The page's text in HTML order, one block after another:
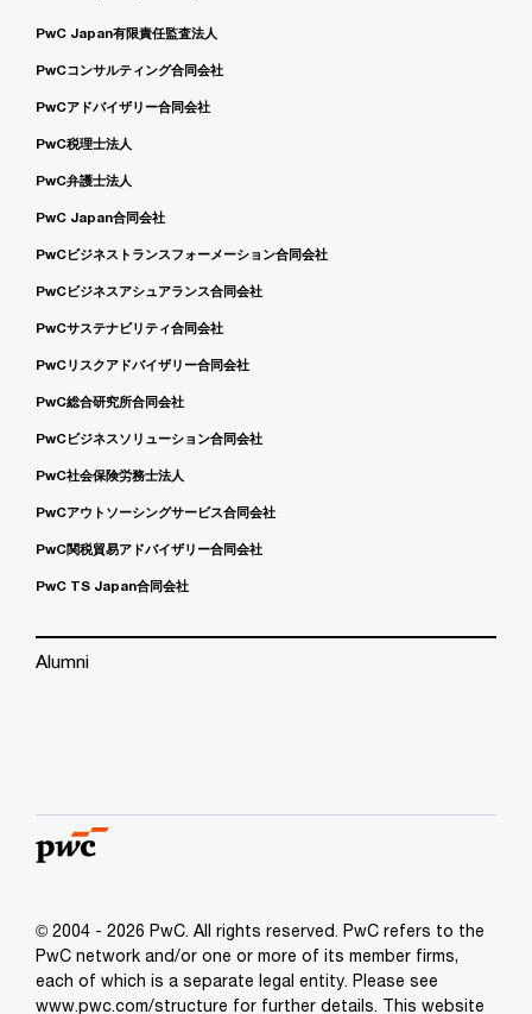
PwC Japan有限責任監査法人
PwCコンサルティング合同会社
PwCアドバイザリー合同会社
PwC税理士法人
PwC弁護士法人
PwC Japan合同会社
PwCビジネストランスフォーメーション合同会社
PwCビジネスアシュアランス合同会社
PwCサステナビリティ合同会社
PwCリスクアドバイザリー合同会社
PwC総合研究所合同会社
PwCビジネスソリューション合同会社
PwC社会保険労務士法人
PwCアウトソーシングサービス合同会社
PwC関税貿易アドバイザリー合同会社
PwC TS Japan合同会社
Alumni
© 2004 - 2026 PwC. All rights reserved. PwC refers to the
PwC network and/or one or more of its member firms,
each of which is a separate legal entity. Please see
www.pwc.com/structure for further details. This website